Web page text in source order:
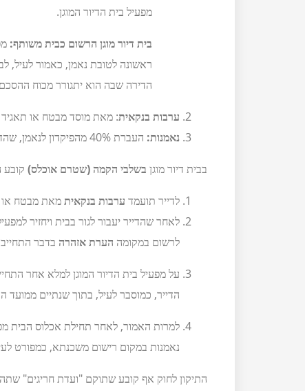
מפעיל בית הדיור המוגן.
בית דיור מוגן הרשום כבית משותף:
ראשונה לטובת נאמן, כאמור לעיל,
הדירה שבה הוא יתגורר מכוח
ערבות בנקאית: מאת מוסד מבטח או תאגיד
נאמנות: העברת 40% מהפיקדון לנאמן, שהדייר הוא הנהנה בו.
בבית דיור מוגן בשלבי הקמה (שטרם אוכלס) קובע
לדייר תועמד ערבות בנקאיתמאת מבטח או
לאחר שהדייר יעבור לגור בבית ויחזיר
לרשום במקומה הערת אזהרה בדבר
על מפעיל בית הדיור המוגן למלא אחר
הדייר, כמוסבר לעיל, בתוך שנתיים ממועד
למרות האמור, לאחר תחילת אכלוס הבית
נאמנות במקום רישום משכנתא, כמפורט
התיקון לחוק אף קובע שתוקם "ועדת חריגים"